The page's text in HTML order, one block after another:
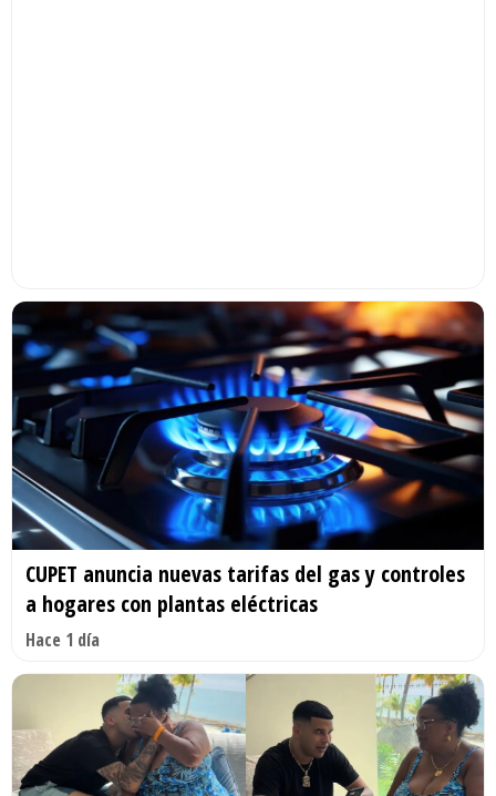
CUPET anuncia nuevas tarifas del gas y controles
a hogares con plantas eléctricas
Hace 1 día